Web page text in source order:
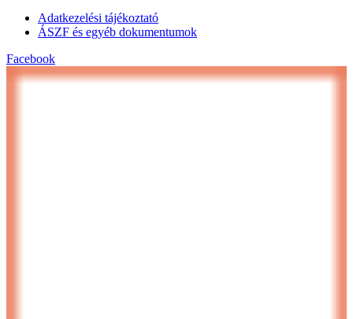
Adatkezelési tájékoztató
ÁSZF és egyéb dokumentumok
Facebook